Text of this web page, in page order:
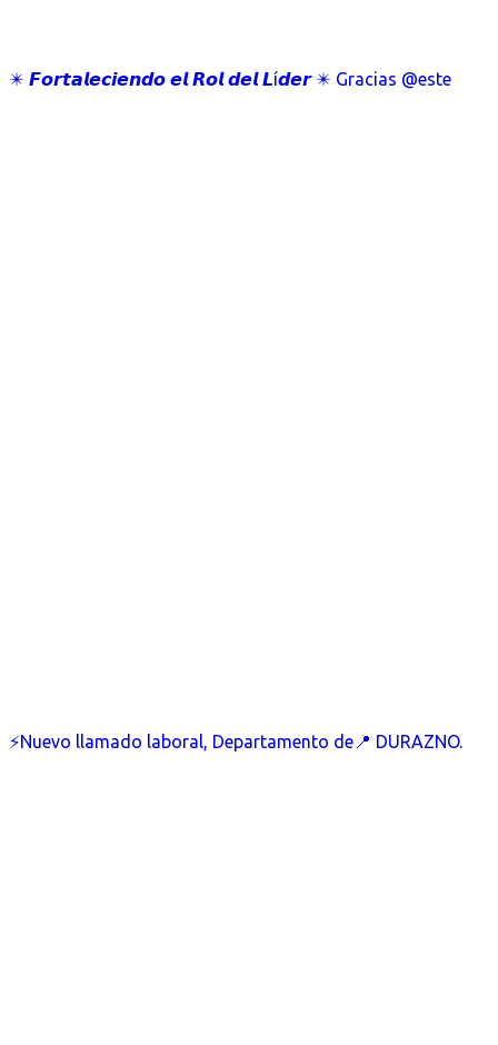
✴️ 𝙁𝙤𝙧𝙩𝙖𝙡𝙚𝙘𝙞𝙚𝙣𝙙𝙤 𝙚𝙡 𝙍𝙤𝙡 𝙙𝙚𝙡 𝙇í𝙙𝙚𝙧 ✴️ Gracias @este
⚡Nuevo llamado laboral, Departamento de📍 DURAZNO.